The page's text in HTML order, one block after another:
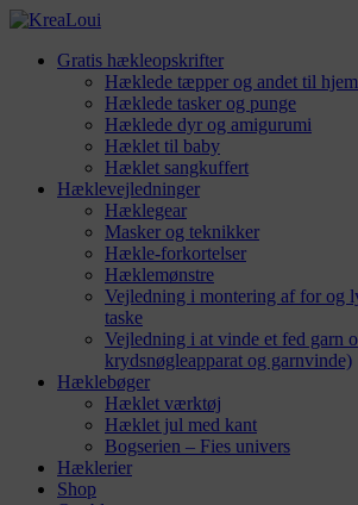
Gratis hækleopskrifter
Hæklede tæpper og andet til
Hæklede tasker og punge
Hæklede dyr og amigurumi
Hæklet til baby
Hæklet sangkuffert
Hæklevejledninger
Hæklegear
Masker og teknikker
Hækle-forkortelser
Hæklemønstre
Vejledning i montering af for og
taske
Vejledning i at vinde et fed garn
krydsnøgleapparat og garnvinde)
Hæklebøger
Hæklet værktøj
Hæklet jul med kant
Bogserien – Fies univers
Hæklerier
Shop